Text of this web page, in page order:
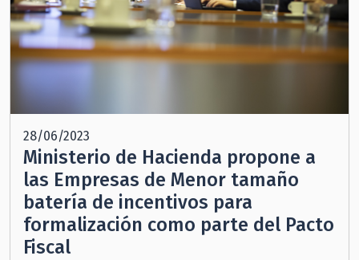
28/06/2023
Ministerio de Hacienda propone a
las Empresas de Menor tamaño
batería de incentivos para
formalización como parte del Pacto
Fiscal